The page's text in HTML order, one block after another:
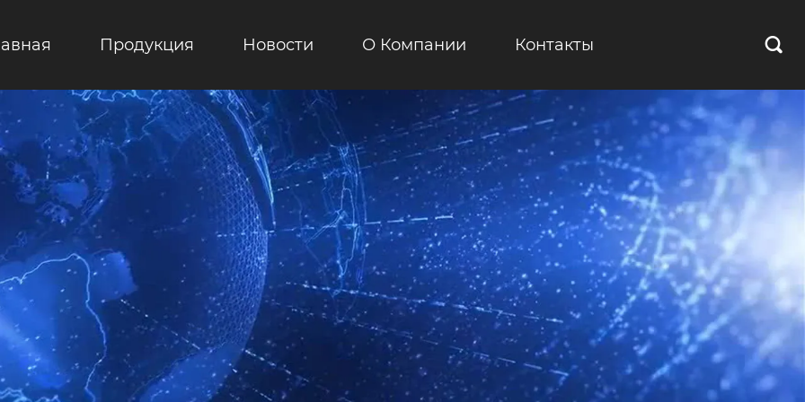
Продукция Новости О Компании Контакты 